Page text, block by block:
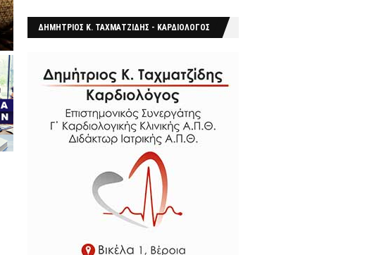
ΔΗΜΗΤΡΙΟΣ Κ. ΤΑΧΜΑΤΖΙΔΗΣ - ΚΑΡΔΙΟΛΟΓΟΣ